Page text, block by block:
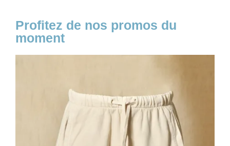
Profitez de nos promos du
moment